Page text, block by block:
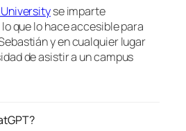
Universityse imparte
que lo hace accesible para
y en cualquier lugar
de asistir a un campus